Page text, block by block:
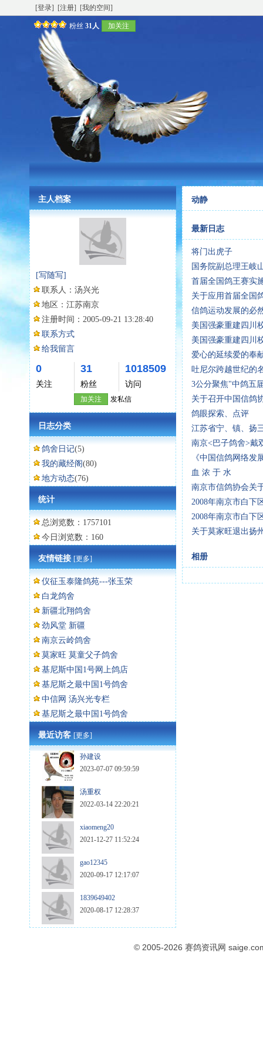
[登录] [注册] [我的空间]
粉丝 31人 加关注
主人档案
[写随写]
联系人： 汤兴光
地区： 江苏南京
注册时间： 2005-09-21 13:28:40
联系方式
给我留言
0
关注
31
粉丝
1018509
访问
加关注 发私信
日志分类
鸽舍日记(5)
我的藏经阁(80)
地方动态(76)
统计
总浏览数：1757101
今日浏览数：160
友情链接[更多]
仪征玉泰隆鸽苑---张玉荣
白龙鸽舍
新疆北翔鸽舍
劲风堂 新疆
南京云岭鸽舍
莫家旺 莫童父子鸽舍
基尼斯中国1号网上鸽店
基尼斯之最中国1号鸽舍
中信网 汤兴光专栏
基尼斯之最中国1号鸽舍
最近访客[更多]
孙建设
2023-07-07 09:59:59
汤重权
2022-03-14 22:20:21
xiaomeng20
2021-12-27 11:52:24
gao12345
2020-09-17 12:17:07
1839649402
2020-08-17 12:28:37
动静
最新日志
将门出虎子
国务院副总理王岐
首届全国鸽王赛实
关于应用首届全国
信鸽运动发展的必
美国强豪重建四川
美国强豪重建四川
爱心的延续爱的奉
吐尼尔跨越世纪的
3公分聚焦"中鸽五
关于召开中国信鸽
鸽眼探索、点评
江苏省宁、镇、扬
南京<巴子鸽舍>戴
《中国信鸽网络发
血 浓 于 水
南京市信鸽协会关
2008年南京市白下
2008年南京市白下
关于莫家旺退出扬
相册
© 2005-2026 赛鸽资讯网